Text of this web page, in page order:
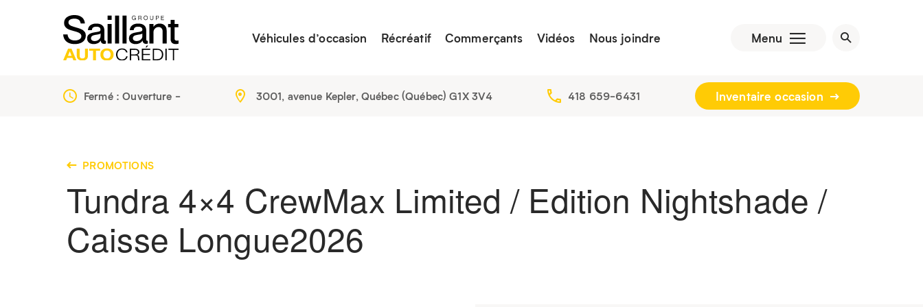
Véhicules d’occasion Récréatif Commerçants Vidéos Nous joindre Menu
Fermé : Ouverture - 3001, avenue Kepler, Québec (Québec) G1X 3V4 418 659-6431 Inventaire occasion
PROMOTIONS
Tundra 4×4 CrewMax Limited / Edition Nightshade /
Caisse Longue2026